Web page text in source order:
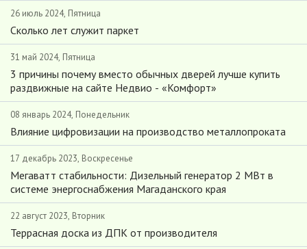
26 июль 2024, Пятница
Сколько лет служит паркет
31 май 2024, Пятница
3 причины почему вместо обычных дверей лучше купить
раздвижные на сайте Недвио - «Комфорт»
08 январь 2024, Понедельник
Влияние цифровизации на производство металлопроката
17 декабрь 2023, Воскресенье
Мегаватт стабильности: Дизельный генератор 2 МВт в
системе энергоснабжения Магаданского края
22 август 2023, Вторник
Террасная доска из ДПК от производителя